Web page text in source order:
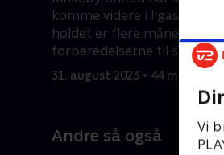
Vi
komme videre i
holdet er flere måneder
forberedelserne til
at blive klar?.
31. august 2023 • 44 min
Andre så også